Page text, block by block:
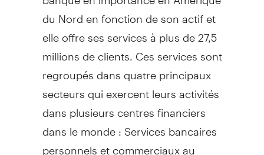
du Nord en fonction de son actif et
elle offre ses services à plus de 27,5
millions de clients. Ces services sont
regroupés dans quatre principaux
secteurs qui exercent leurs activités
dans plusieurs centres financiers
dans le monde : Services bancaires
personnels et commerciaux au